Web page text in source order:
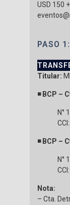
USD 150
PASO
Titular:
◾ BCP –
N°
◾ BCP –
N°
Nota:
– Cta.